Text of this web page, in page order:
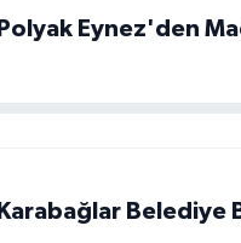
Polyak Eynez'den
Karabağlar Belediye